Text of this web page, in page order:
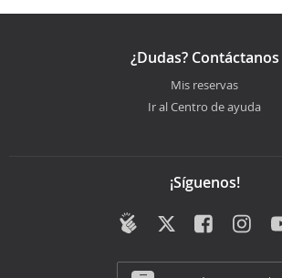
¿Dudas? Contáctanos
Mis reservas
Ir al Centro de ayuda
¡Síguenos!